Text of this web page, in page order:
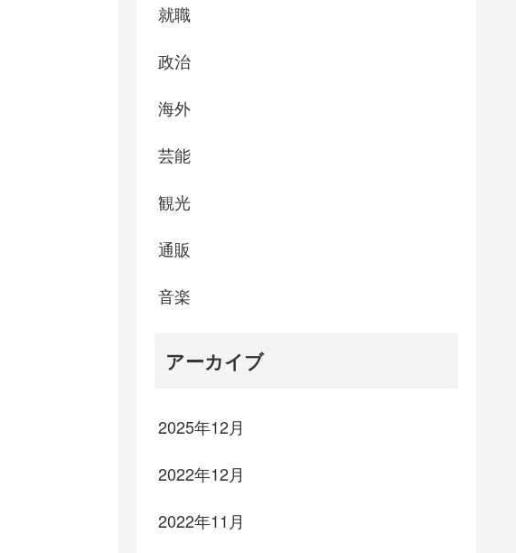
就職
政治
海外
芸能
観光
通販
音楽
アーカイブ
2025年12月
2022年12月
2022年11月